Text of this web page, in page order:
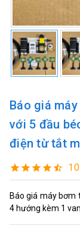
Báo giá
với 5 đầu
điện từ tắt
Báo giá máy bơm
4 hướng kèm 1